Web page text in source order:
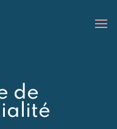
de